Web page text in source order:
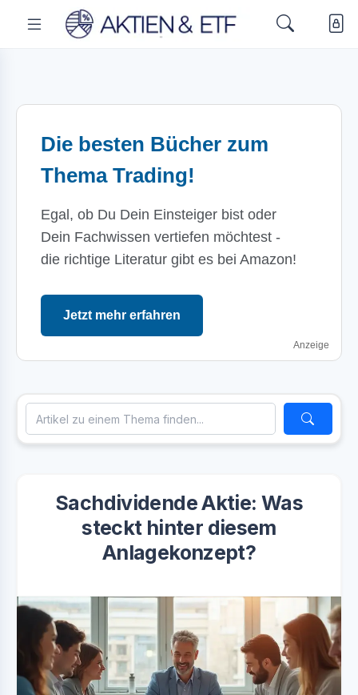
Die besten Bücher zum
Thema Trading!
Egal, ob Du Dein Einsteiger bist oder
Dein Fachwissen vertiefen möchtest -
die richtige Literatur gibt es bei Amazon!
Jetzt mehr erfahren
Anzeige
Sachdividende Aktie: Was
steckt hinter diesem
Anlagekonzept?